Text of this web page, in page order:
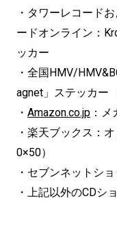
・タワーレコード
ードオンライン：
ッカー
・全国HMV/
agnet」ステッカー
・ Amazon.co.jp ：
・楽天ブックス：
0×50）
・セブンネットシ
・上記以外のCDシ